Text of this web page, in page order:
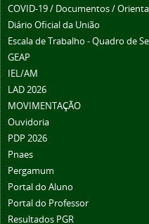
COVID-19 / Documentos /
Diário Oficial da União
Escala de Trabalho - Quadro de
GEAP
IEL/AM
LAD 2026
MOVIMENTAÇÃO
Ouvidoria
PDP 2026
Pnaes
Pergamum
Portal do Aluno
Portal do Professor
Resultados PGR